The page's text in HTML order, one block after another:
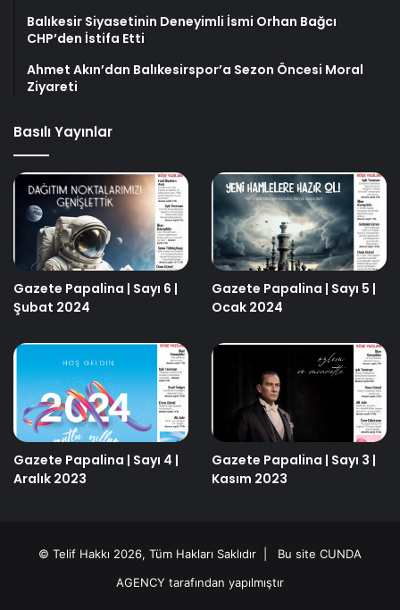
Balıkesir Siyasetinin Deneyimli İsmi Orhan Bağcı
CHP’den İstifa Etti
Ahmet Akın’dan Balıkesirspor’a Sezon Öncesi Moral
Ziyareti
Basılı Yayınlar
Gazete Papalina | Sayı 6 |
Şubat 2024
Gazete Papalina | Sayı 5 |
Ocak 2024
Gazete Papalina | Sayı 4 |
Aralık 2023
Gazete Papalina | Sayı 3 |
Kasım 2023
© Telif Hakkı 2026, Tüm Hakları Saklıdır | Bu site CUNDA
AGENCY tarafından yapılmıştır